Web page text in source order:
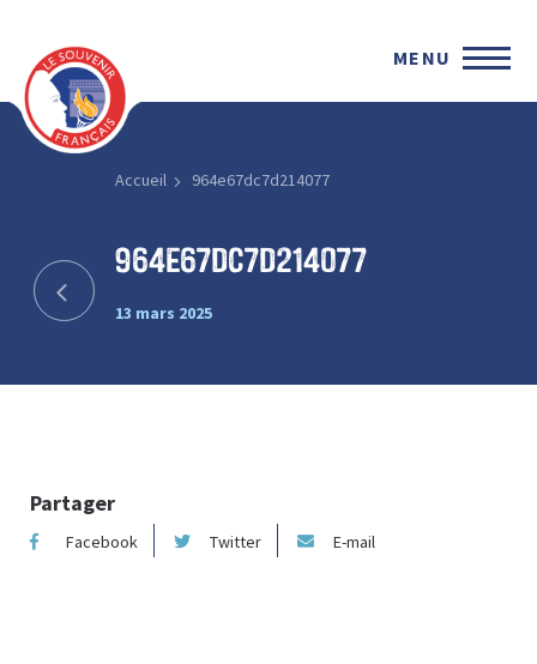
MENU
Accueil 964e67dc7d214077
964e67dc7d214077
13 mars 2025
Partager
Facebook Twitter E-mail